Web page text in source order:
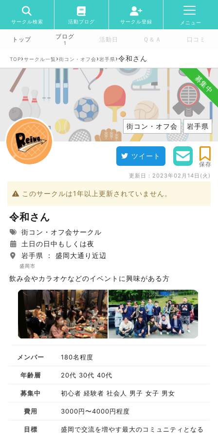
サークル検索 活動ブログ サークル登録 メニュー
トップ ブログ
1 活動日 Ｑ＆Ａ 口コミ
TOP›サークル一覧 ›街コン・オフ会› 岩手県›令和さん
募集中
街コン・オフ会 岩手県
ツイート
保存
更新日： 2023年02月14日(火)
このサークルは1年以上更新されていません。
令和さん
街コン・オフ会サークル
土日の日中もしくは夜
岩手県 ： 盛岡大通り近辺
盛岡市
飲み会やカラオケなどのイベントに興味がある方
メンバー 180名程度
年齢層 20代 30代 40代
募集中 初心者 経験者 社会人 男子 女子 男女
費用 3000円〜4000円程度
目標 盛岡で交流を増やす最大のコミュニティとなる